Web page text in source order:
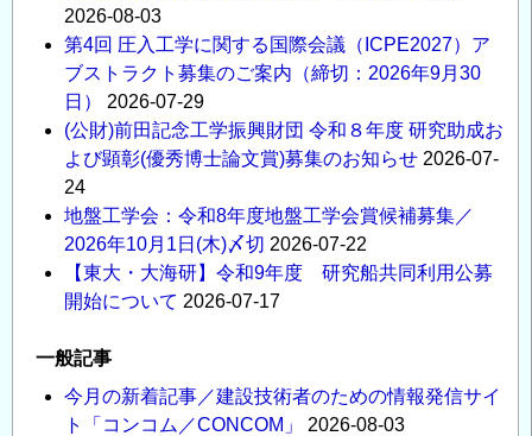
2026-08-03
第4回 圧入工学に関する国際会議（ICPE2027）ア
ブストラクト募集のご案内（締切：2026年9月30
日）
2026-07-29
(公財)前田記念工学振興財団 令和８年度 研究助成お
よび顕彰(優秀博士論文賞)募集のお知らせ 2026-07-
24
地盤工学会：令和8年度地盤工学会賞候補募集／
2026年10月1日(木)〆切 2026-07-22
【東大・大海研】令和9年度 研究船共同利用公募
開始について 2026-07-17
一般記事
今月の新着記事／建設技術者のための情報発信サイ
ト「コンコム／CONCOM」
2026-08-03